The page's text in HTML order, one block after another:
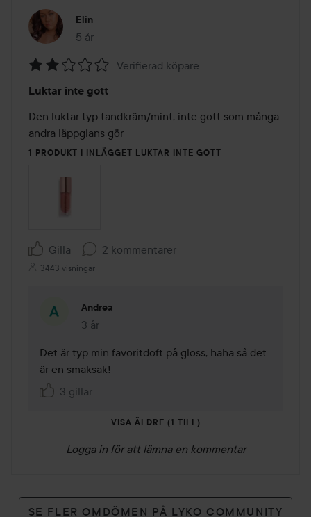
Elin
5 år
Inlägget skapades 5 år
2
av
5
Verifierad köpare
Luktar inte gott
Den luktar typ tandkräm/mint, inte gott som många
andra läppglans gör
1 PRODUKT I INLÄGGET LUKTAR INTE GOTT
Gilla 2 kommentarer
3443 visningar
Andrea
3 år
Kommentaren lades 3 år
Det är typ min favoritdoft på gloss, haha så det
är en smaksak!
3 gillar
VISA ÄLDRE (1 TILL)
Logga in för att lämna en kommentar
SE FLER OMDÖMEN PÅ LYKO COMMUNITY